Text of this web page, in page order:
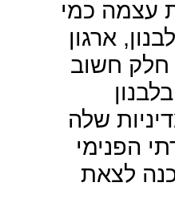
עצמה כמי
ארגון
חלק חשוב
שלה
הפנימי
לצאת